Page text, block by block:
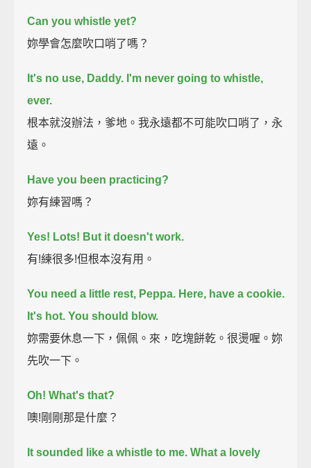
Can you whistle yet?
妳學會怎麼吹口哨了嗎？
It's no use, Daddy. I'm never going to whistle,
ever.
根本就沒辦法，爹地。我永遠都不可能吹口哨了，永
遠。
Have you been practicing?
妳有練習嗎？
Yes! Lots! But it doesn't work.
有!練很多!但根本沒有用。
You need a little rest, Peppa. Here, have a cookie.
It's hot. You should blow.
妳需要休息一下，佩佩。來，吃塊餅乾。很燙喔。妳
先吹一下。
Oh! What's that?
噢!剛剛那是什麼？
It sounded like a whistle to me. What a lovely